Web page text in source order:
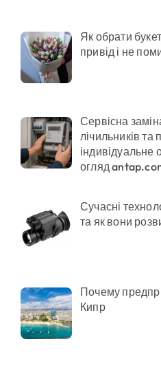
забудови під оренду
придатного» за $15 тис.
умовах
Як обрати
привід і не
Сервісна
лічильників та
індивідуальне
огляд
Сучасні
та як вони
Почему
Кипр